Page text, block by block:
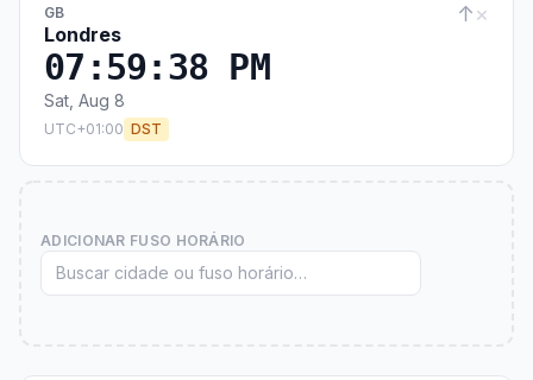
GB
Londres
↑×
07:59:39 PM
Sat, Aug 8
UTC+01:00 DST
ADICIONAR FUSO HORÁRIO